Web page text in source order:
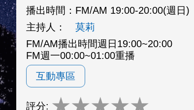
播出時間： FM/AM 19:00-20:00(週日)
主持人：
莫莉
FM/AM播出時間週日19:00~20:00
FM週一00:00~01:00重播
互動專區
評分: ★★★★★